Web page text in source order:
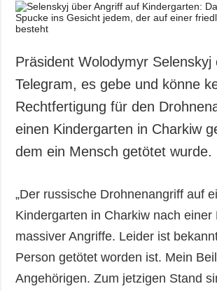
Präsident Wolodymyr Selenskyj
Telegram, es gebe und könne
Rechtfertigung für den
einen Kindergarten in Charkiw
dem ein Mensch getötet wurde.
„Der russische Drohnenangriff auf
Kindergarten in Charkiw nach einer
massiver Angriffe. Leider ist
Person getötet worden ist. Mein
Angehörigen. Zum jetzigen Stand